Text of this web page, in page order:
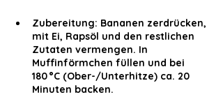
Zubereitung: Bananen zerdrücken,
mit Ei, Rapsöl und den restlichen
Zutaten vermengen. In
Muffinförmchen füllen und bei
180 °C (Ober-/Unterhitze) ca. 20
Minuten backen.